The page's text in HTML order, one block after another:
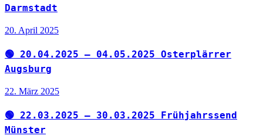
Darmstadt
20. April 2025
🟢 20.04.2025 – 04.05.2025 Osterplärrer
Augsburg
22. März 2025
🟢 22.03.2025 – 30.03.2025 Frühjahrssend
Münster